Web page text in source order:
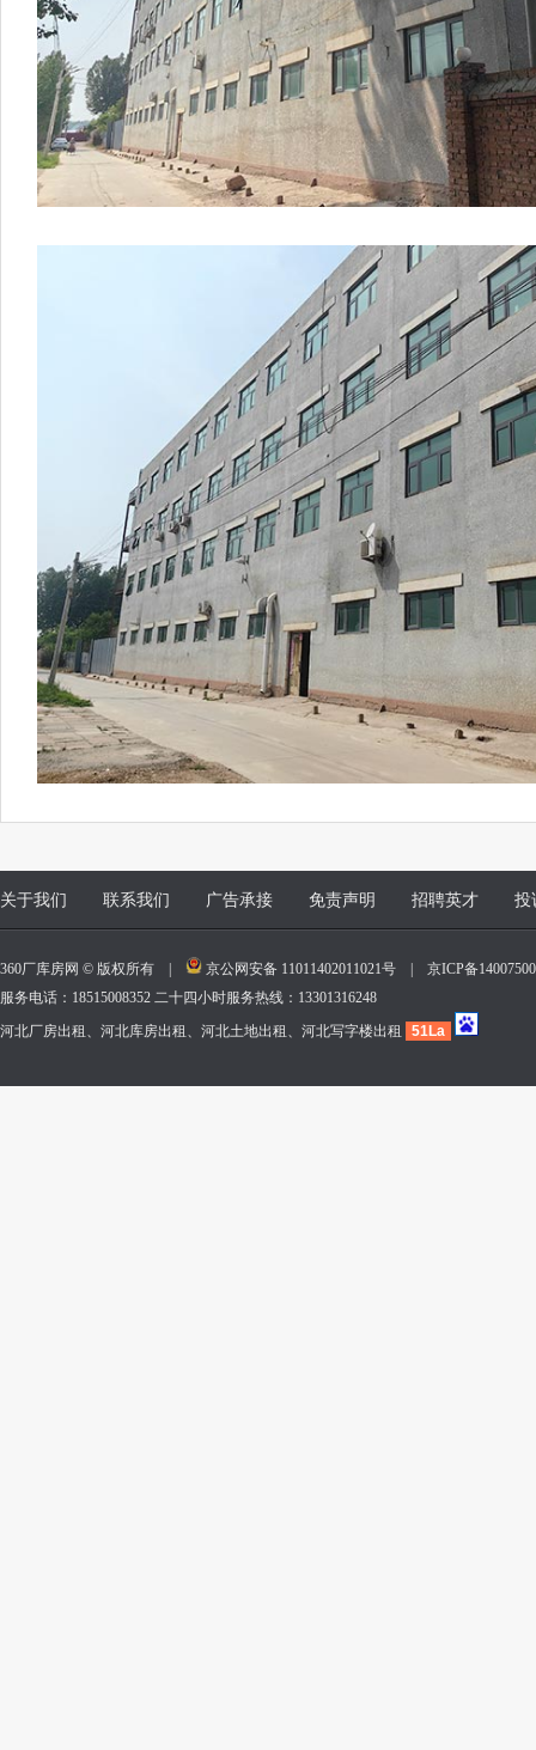
关于我们 联系我们 广告承接 免责声明 招聘英才 投
360厂库房网 © 版权所有 | 京公网安备 11011402011021号
京ICP备
服务电话：18515008352 二十四小时服务热线：13301316248
河北厂房出租、河北库房出租、河北土地出租、河北写字楼出租
51La